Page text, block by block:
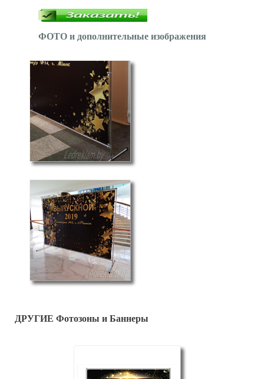
ФОТО и дополнительные изображения
ДРУГИЕ Фотозоны и Баннеры